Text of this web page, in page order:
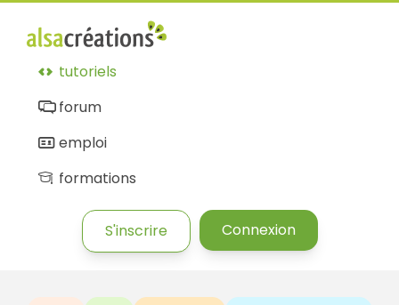
tutoriels
forum
emploi
formations
S'inscrire Connexion